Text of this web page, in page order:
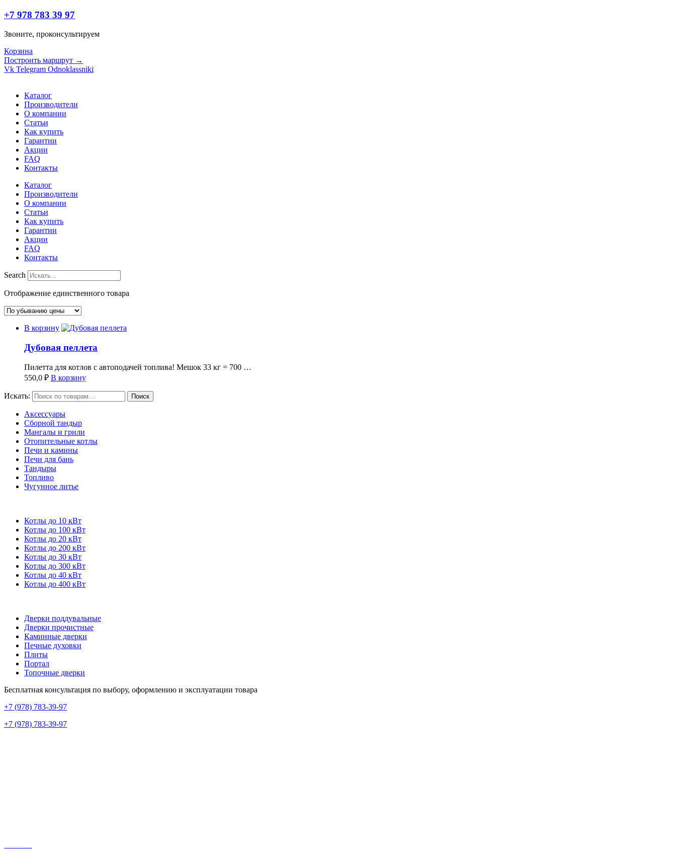
+7 978 783 39 97
Звоните, проконсультируем
Корзина
Построить маршрут →
Vk Telegram Odnoklassniki
Каталог
Производители
О компании
Статьи
Как купить
Гарантии
Акции
FAQ
Контакты
Каталог
Производители
О компании
Статьи
Как купить
Гарантии
Акции
FAQ
Контакты
Search
Отображение единственного товара
В корзину
Дубовая пеллета
Пилетта для котлов с автоподачей топлива! Мешок 33 кг = 700 …
550,0 ₽ В корзину
Искать: Поиск
Аксессуары
Сборной тандыр
Мангалы и грили
Отопительные котлы
Печи и камины
Печи для бань
Тандыры
Топливо
Чугунное литье
Котлы до 10 кВт
Котлы до 100 кВт
Котлы до 20 кВт
Котлы до 200 кВт
Котлы до 30 кВт
Котлы до 300 кВт
Котлы до 40 кВт
Котлы до 400 кВт
Дверки поддувальные
Дверки прочистные
Каминные дверки
Печные духовки
Плиты
Портал
Топочные дверки
Бесплатная консультация по выбору, оформлению и эксплуатации товара
+7 (978) 783-39-97
+7 (978) 783-39-97